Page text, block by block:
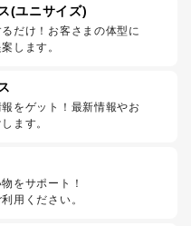
(ユニサイズ)
だけ！お客さまの体型に
します。
をゲット！最新情報やお
ます。
をサポート！
用ください。